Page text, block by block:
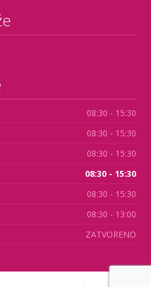
08:30 - 15:30
08:30 - 15:30
08:30 - 15:30
08:30 - 15:30
08:30 - 15:30
08:30 - 13:00
ZATVORENO